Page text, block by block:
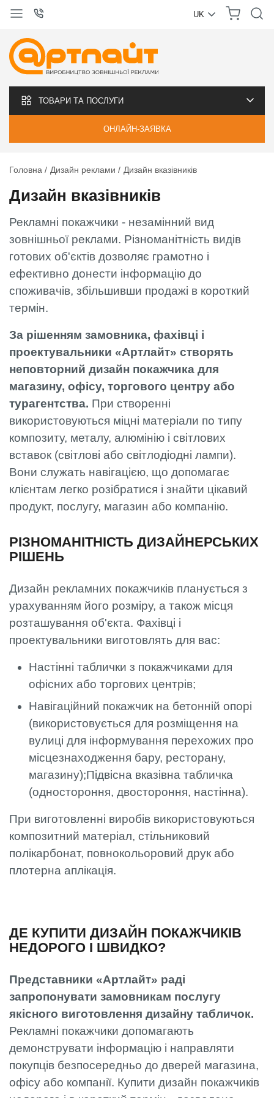
UK
ТОВАРИ ТА ПОСЛУГИ
ОНЛАЙН-ЗАЯВКА
Головна Дизайн реклами Дизайн вказівників
Дизайн вказівників
Рекламні покажчики - незамінний вид
зовнішньої реклами. Різноманітність видів
готових об'єктів дозволяє грамотно і
ефективно донести інформацію до
споживачів, збільшивши продажі в короткий
термін.
За рішенням замовника, фахівці і
проектувальники «Артлайт» створять
неповторний дизайн покажчика для
магазину, офісу, торгового центру або
турагентства. При створенні
використовуються міцні матеріали по типу
композиту, металу, алюмінію і світлових
вставок (світлові або світлодіодні лампи).
Вони служать навігацією, що допомагає
клієнтам легко розібратися і знайти цікавий
продукт, послугу, магазин або компанію.
РІЗНОМАНІТНІСТЬ ДИЗАЙНЕРСЬКИХ
РІШЕНЬ
Дизайн рекламних покажчиків планується з
урахуванням його розміру, а також місця
розташування об'єкта. Фахівці і
проектувальники виготовлять для вас:
Настінні таблички з покажчиками для
офісних або торгових центрів;
Навігаційний покажчик на бетонній опорі
(використовується для розміщення на
вулиці для інформування перехожих про
місцезнаходження бару, ресторану,
магазину);Підвісна вказівна табличка
(одностороння, двостороння, настінна).
При виготовленні виробів використовуються
композитний матеріал, стільниковий
полікарбонат, повнокольоровий друк або
плотерна аплікація.
ДЕ КУПИТИ ДИЗАЙН ПОКАЖЧИКІВ
НЕДОРОГО І ШВИДКО?
Представники «Артлайт» раді
запропонувати замовникам послугу
якісного виготовлення дизайну табличок.
Рекламні покажчики допомагають
демонструвати інформацію і направляти
покупців безпосередньо до дверей магазина,
офісу або компанії. Купити дизайн покажчиків